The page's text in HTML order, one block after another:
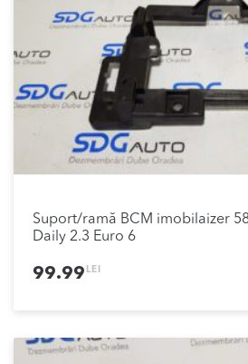
Suport/ramă BCM imobilaizer
Daily 2.3 Euro 6
99.99 LEI